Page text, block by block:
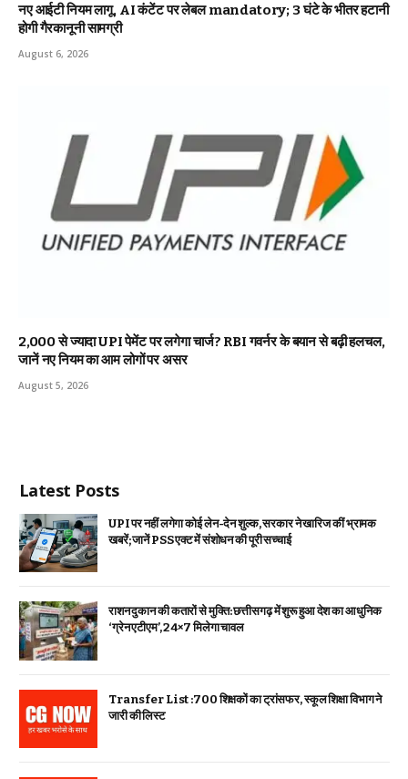
नए आईटी नियम लागू, AI कंटेंट पर लेबल mandatory; 3 घंटे के भीतर हटानी
होगी गैरकानूनी सामग्री
August 6, 2026
₹2,000 से ज्यादा UPI पेमेंट पर लगेगा चार्ज? RBI गवर्नर के बयान से बढ़ी हलचल,
जानें नए नियम का आम लोगों पर असर
August 5, 2026
Latest Posts
UPI पर नहीं लगेगा कोई लेन-देन शुल्क, सरकार ने खारिज कीं भ्रामक
खबरें; जानें PSS एक्ट में संशोधन की पूरी सच्चाई
राशन दुकान की कतारों से मुक्ति: छत्तीसगढ़ में शुरू हुआ देश का आधुनिक
‘ग्रेन एटीएम’, 24×7 मिलेगा चावल
Transfer List :700 शिक्षकों का ट्रांसफर, स्कूल शिक्षा विभाग ने
जारी की लिस्ट